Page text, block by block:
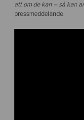
att om de kan – så kan
pressmeddelande.